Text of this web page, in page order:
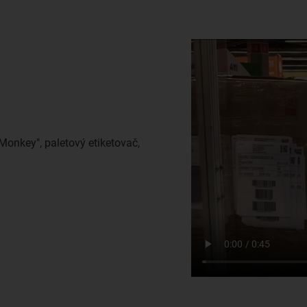
paletový etiketovač,